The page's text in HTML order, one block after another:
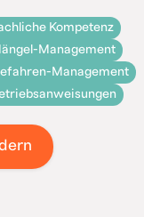
Kompetenz
Management
Management